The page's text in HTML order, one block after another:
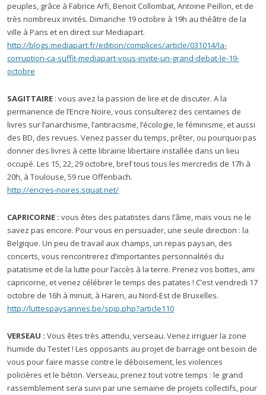
peuples, grâce à Fabrice Arfi, Benoit Collombat, Antoine Peillon, et de
très nombreux invités. Dimanche 19 octobre à 19h au théâtre de la
ville à Paris et en direct sur Mediapart.
http://blogs.mediapart.fr/edition/complices/article/031014/la-
corruption-ca-suffit-mediapart-vous-invite-un-grand-debat-le-19-
octobre
SAGITTAIRE : vous avez la passion de lire et de discuter. A la
permanence de l’Encre Noire, vous consulterez des centaines de
livres sur l’anarchisme, l’antiracisme, l’écologie, le féminisme, et aussi
des BD, des revues. Venez passer du temps, prêter, ou pourquoi pas
donner des livres à cette librairie libertaire installée dans un lieu
occupé. Les 15, 22, 29 octobre, bref tous tous les mercredis de 17h à
20h, à Toulouse, 59 rue Offenbach.
http://encres-noires.squat.net/
CAPRICORNE : vous êtes des patatistes dans l’âme, mais vous ne le
savez pas encore. Pour vous en persuader, une seule direction : la
Belgique. Un peu de travail aux champs, un repas paysan, des
concerts, vous rencontrerez d’importantes personnalités du
patatisme et de la lutte pour l’accès à la terre. Prenez vos bottes, ami
capricorne, et venez célébrer le temps des patates ! C’est vendredi 17
octobre de 16h à minuit, à Haren, au Nord-Est de Bruxelles.
http://luttespaysannes.be/spip.php?article110
VERSEAU : Vous êtes très attendu, verseau. Venez irriguer la zone
humide du Testet ! Les opposants au projet de barrage ont besoin de
vous pour faire masse contre le déboisement, les violences
policières et le béton. Verseau, prenez tout votre temps : le grand
rassemblement sera suivi par une semaine de projets collectifs, pour